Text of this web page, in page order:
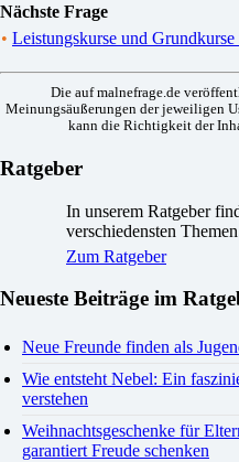
Nächste Frage
• Leistungskurse und
Die auf malnefrage.de
Meinungsäußerungen der jeweiligen
kann die Richtigkeit der
Ratgeber
In unserem Ratgeber
verschiedensten
Zum Ratgeber
Neueste Beiträge im
Neue Freunde finden als
Wie entsteht Nebel: Ein
verstehen
Weihnachtsgeschenke für
garantiert Freude schenken